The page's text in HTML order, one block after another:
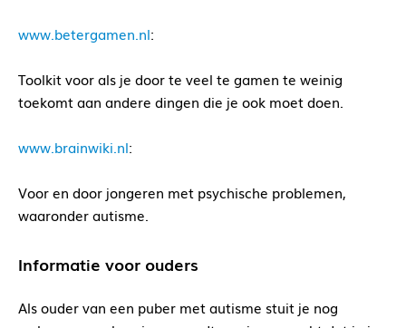
www.betergamen.nl:
Toolkit voor als je door te veel te gamen te weinig
toekomt aan andere dingen die je ook moet doen.
www.brainwiki.nl:
Voor en door jongeren met psychische problemen,
waaronder autisme.
Informatie voor ouders
Als ouder van een puber met autisme stuit je nog